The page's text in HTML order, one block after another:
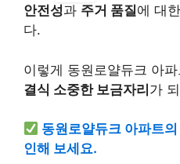
안전성과 주거 품질에 대
다.
이렇게 동원로얄듀크 아
결식 소중한 보금자리가
동원로얄듀크 아파트
인해 보세요.